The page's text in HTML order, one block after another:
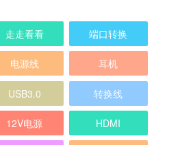
走走看看 端口转换
电源线 耳机
USB3.0 转换线
12V电源 HDMI